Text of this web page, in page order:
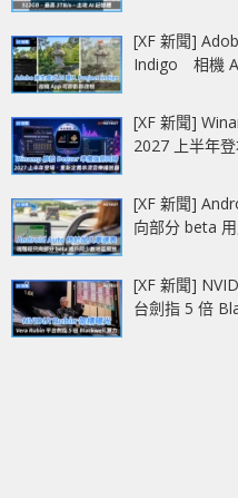
[XF 新聞]
Indigo 相機
[XF 新聞]
2027 上半年
[XF 新聞]
向部分 beta
[XF 新聞]
台劍指 5 倍